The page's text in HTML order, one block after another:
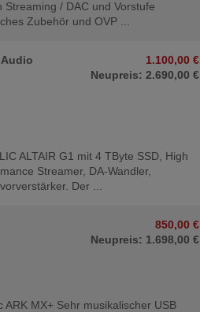
Streaming / DAC und Vorstufe
Zubehör und OVP ...
1.100,00 €
Neupreis: 2.690,00 €
ALTAIR G1 mit 4 TByte SSD, High
Streamer, DA-Wandler,
Der ...
850,00 €
Neupreis: 1.698,00 €
ARK MX+ Sehr musikalischer USB